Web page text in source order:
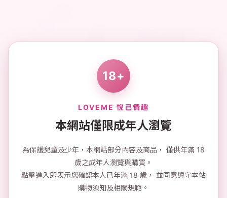
18+
LOVEME 悅己情趣
本網站僅限成年人瀏覽
為保護兒童及少年，本網站部分內容及商品， 僅供年滿 18
歲之成年人瀏覽與購買。
點擊進入即表示您確認本人已年滿 18 歲， 並同意遵守本站
購物須知及相關規範。